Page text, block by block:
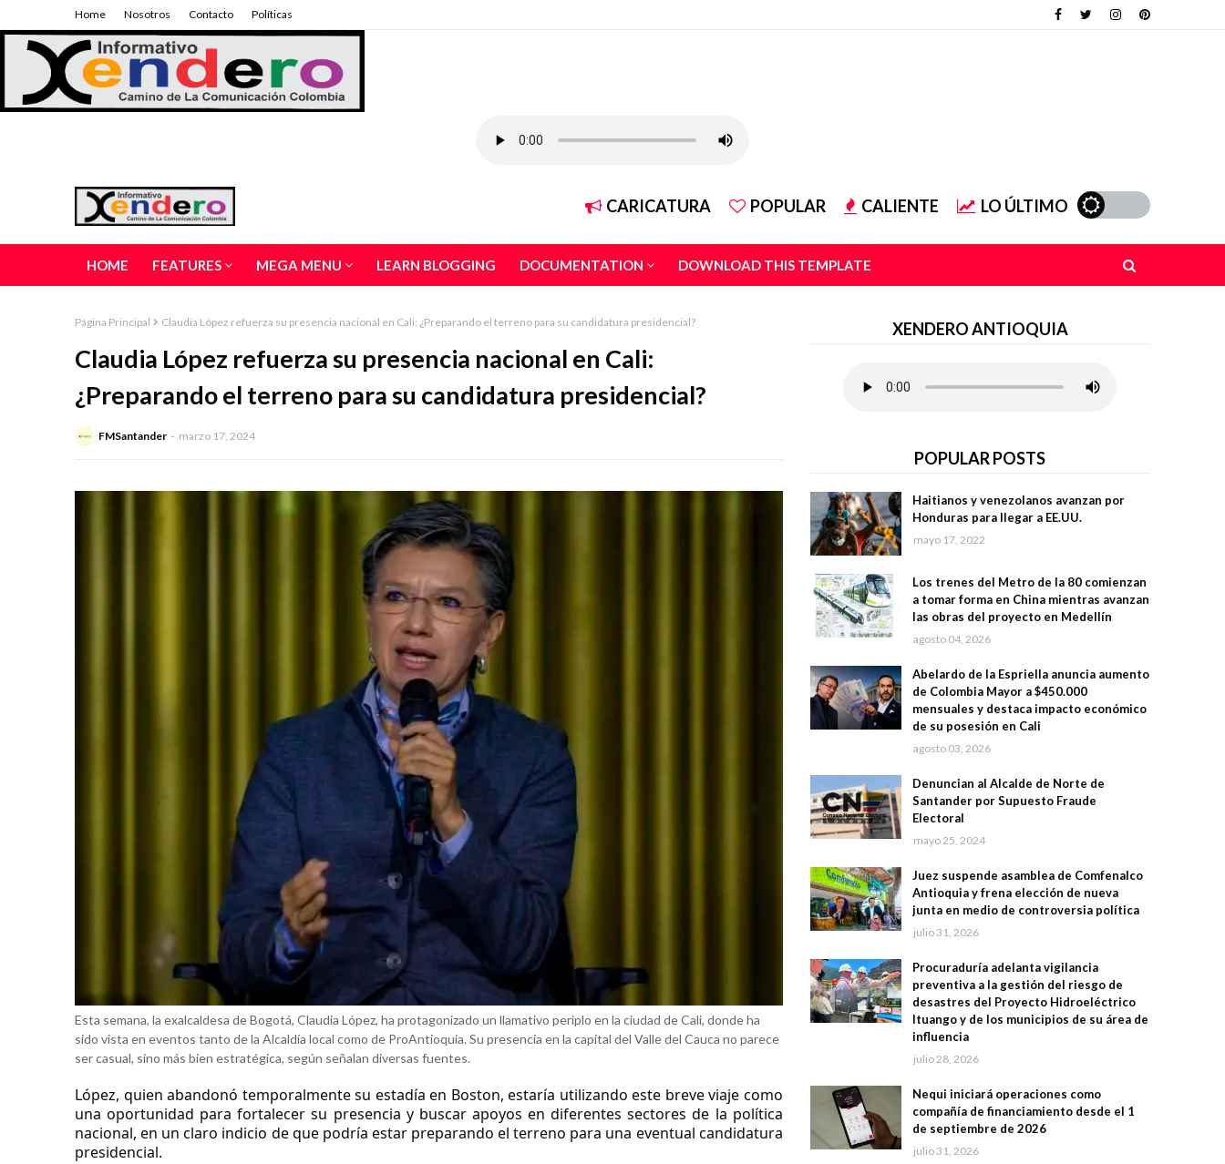
Home Nosotros Contacto Políticas
CARICATURA POPULAR CALIENTE LO ÚLTIMO
HOME FEATURES MEGA MENU LEARN BLOGGING DOCUMENTATION DOWNLOAD THIS TEMPLATE
Página Principal Claudia López refuerza su presencia nacional en Cali: ¿Preparando el terreno para su candidatura presidencial?
Claudia López refuerza su presencia nacional en Cali:
¿Preparando el terreno para su candidatura presidencial?
FMSantander marzo 17, 2024
Esta semana, la exalcaldesa de Bogotá, Claudia López, ha protagonizado un llamativo periplo en la ciudad de Cali, donde ha
sido vista en eventos tanto de la Alcaldía local como de ProAntioquia. Su presencia en la capital del Valle del Cauca no parece
ser casual, sino más bien estratégica, según señalan diversas fuentes.
López, quien abandonó temporalmente su estadía en Boston, estaría utilizando este breve viaje como
una oportunidad para fortalecer su presencia y buscar apoyos en diferentes sectores de la política
nacional, en un claro indicio de que podría estar preparando el terreno para una eventual candidatura
presidencial.
XENDERO ANTIOQUIA
POPULAR POSTS
Haitianos y venezolanos avanzan por
Honduras para llegar a EE.UU.
mayo 17, 2022
Los trenes del Metro de la 80 comienzan
a tomar forma en China mientras avanzan
las obras del proyecto en Medellín
agosto 04, 2026
Abelardo de la Espriella anuncia aumento
de Colombia Mayor a $450.000
mensuales y destaca impacto económico
de su posesión en Cali
agosto 03, 2026
Denuncian al Alcalde de Norte de
Santander por Supuesto Fraude
Electoral
mayo 25, 2024
Juez suspende asamblea de Comfenalco
Antioquia y frena elección de nueva
junta en medio de controversia política
julio 31, 2026
Procuraduría adelanta vigilancia
preventiva a la gestión del riesgo de
desastres del Proyecto Hidroeléctrico
Ituango y de los municipios de su área de
influencia
julio 28, 2026
Nequi iniciará operaciones como
compañía de financiamiento desde el 1
de septiembre de 2026
julio 31, 2026